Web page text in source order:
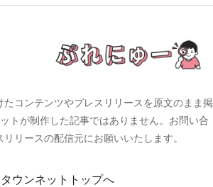
31～1／31】
本木ヒルズ展望台でコラボ、本邦初公開
猫猫像」も【8／1～10／26】
翔陽＆影山飛雄が笹かまを食べる！ アニ
グッズも【8／1～31】
コンテンツやプレスリリースを原文のまま掲
トが制作した記事ではありません。お問い合
リースの配信元にお願いいたします。
ウンネットトップへ